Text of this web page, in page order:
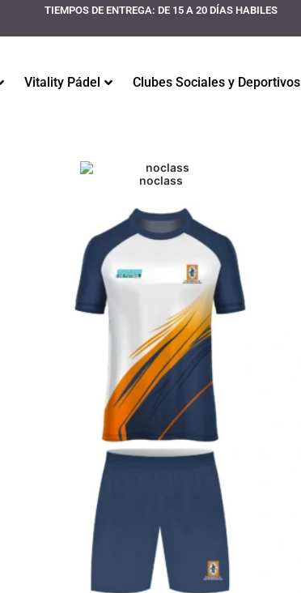
TIEMPOS DE ENTREGA: DE 15 A 20 DÍAS HABILES
Vitality Pádel Clubes Sociales y Deportivos
noclass